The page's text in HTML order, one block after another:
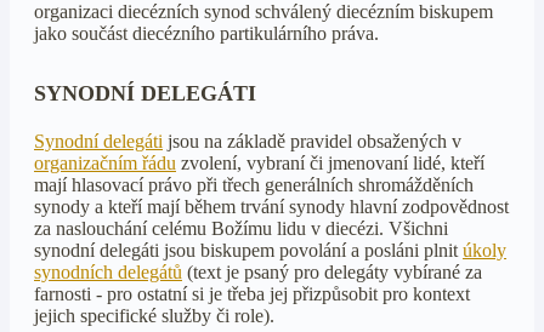
organizaci diecézních synod schválený diecézním biskupem
jako součást diecézního partikulárního práva.
SYNODNÍ DELEGÁTI
Synodní delegáti jsou na základě pravidel obsažených v
organizačním řádu zvolení, vybraní či jmenovaní lidé, kteří
mají hlasovací právo při třech generálních shromážděních
synody a kteří mají během trvání synody hlavní zodpovědnost
za naslouchání celému Božímu lidu v diecézi. Všichni
synodní delegáti jsou biskupem povolání a posláni plnit úkoly
synodních delegátů (text je psaný pro delegáty vybírané za
farnosti - pro ostatní si je třeba jej přizpůsobit pro kontext
jejich specifické služby či role).